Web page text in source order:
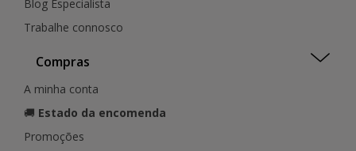
Blog Especialista
Trabalhe connosco
Compras
A minha conta
🚚 Estado da encomenda
Promoções